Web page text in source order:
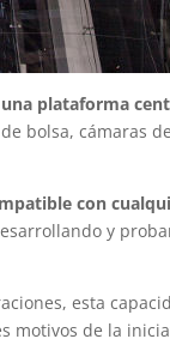
plataforma
bolsa, cámaras
con
y
esta
motivos de la